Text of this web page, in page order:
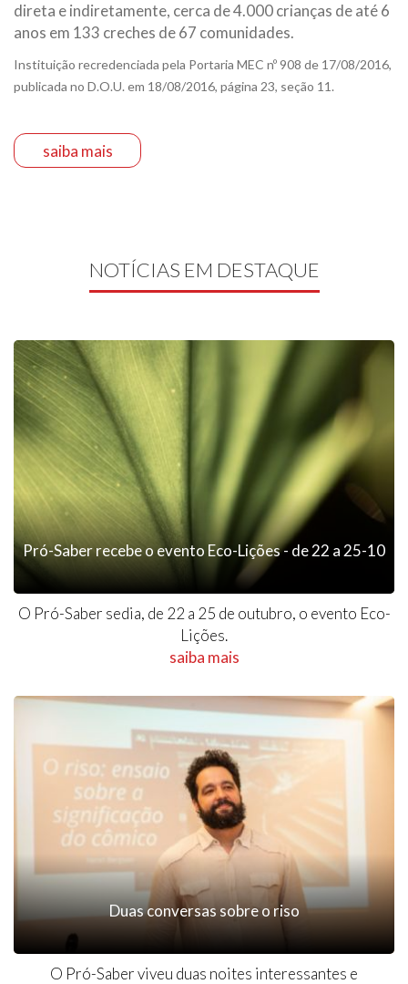
direta e indiretamente, cerca de 4.000 crianças de até 6
anos em 133 creches de 67 comunidades.
Instituição recredenciada pela Portaria MEC nº 908 de 17/08/2016,
publicada no D.O.U. em 18/08/2016, página 23, seção 11.
saiba mais
NOTÍCIAS EM DESTAQUE
Pró-Saber recebe o evento Eco-Lições - de 22 a 25-10
O Pró-Saber sedia, de 22 a 25 de outubro, o evento Eco-
Lições.
saiba mais
Duas conversas sobre o riso
O Pró-Saber viveu duas noites interessantes e